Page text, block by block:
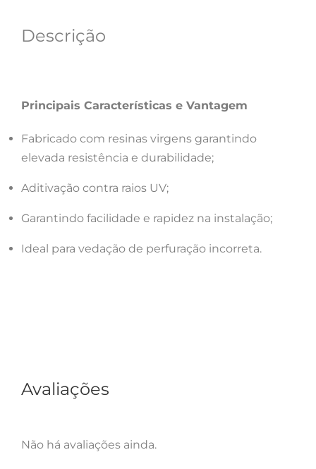
Descrição
Principais Características e Vantagem
Fabricado com resinas virgens garantindo
elevada resistência e durabilidade;
Aditivação contra raios UV;
Garantindo facilidade e rapidez na instalação;
Ideal para vedação de perfuração incorreta.
Avaliações
Não há avaliações ainda.